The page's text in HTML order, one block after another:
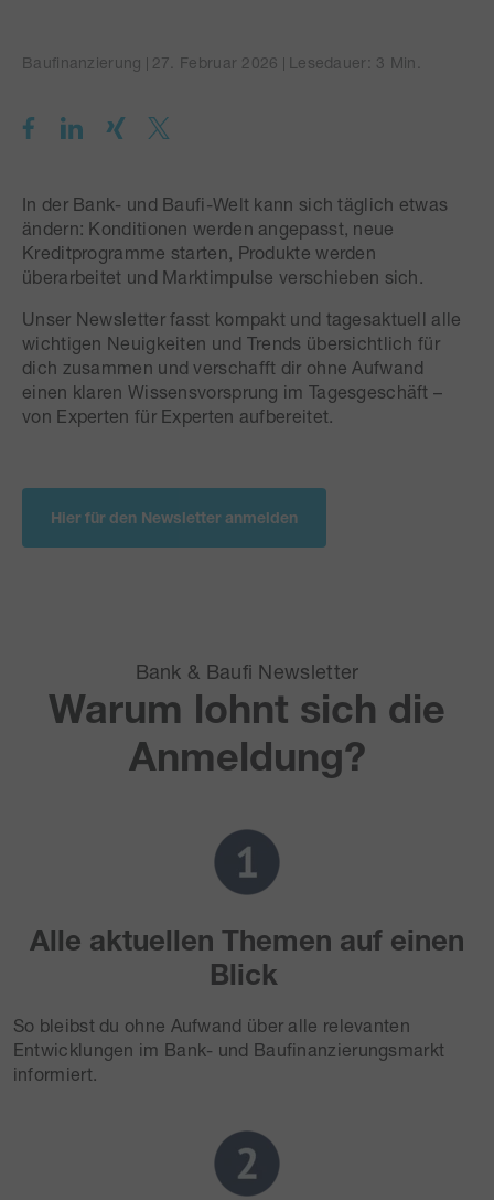
Baufinanzierung 27. Februar 2026 Lesedauer: 3 Min.
In der Bank- und Baufi-Welt kann sich täglich etwas
ändern: Konditionen werden angepasst, neue
Kreditprogramme starten, Produkte werden
überarbeitet und Marktimpulse verschieben sich.
Unser Newsletter fasst kompakt und tagesaktuell alle
wichtigen Neuigkeiten und Trends übersichtlich für
dich zusammen und verschafft dir ohne Aufwand
einen klaren Wissensvorsprung im Tagesgeschäft –
von Experten für Experten aufbereitet.
Hier für den Newsletter anmelden
Bank & Baufi Newsletter
Warum lohnt sich die
Anmeldung?
Alle aktuellen Themen auf einen
Blick
So bleibst du ohne Aufwand über alle relevanten
Entwicklungen im Bank- und Baufinanzierungsmarkt
informiert.